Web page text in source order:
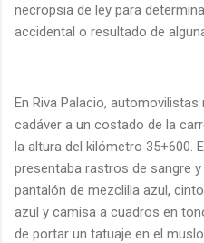
necropsia de ley para
accidental o resultado de
En Riva Palacio,
cadáver a un costado de la
la altura del kilómetro 35+600.
presentaba rastros de sangre
pantalón de mezclilla azul,
azul y camisa a cuadros en
de portar un tatuaje en el